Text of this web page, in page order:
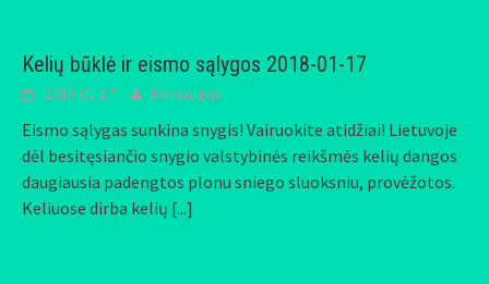
Kelių būklė ir eismo sąlygos 2018-01-17
2018-01-17 Mindaugas
Eismo sąlygas sunkina snygis! Vairuokite atidžiai! Lietuvoje
dėl besitęsiančio snygio valstybinės reikšmės kelių dangos
daugiausia padengtos plonu sniego sluoksniu, provėžotos.
Keliuose dirba kelių [...]